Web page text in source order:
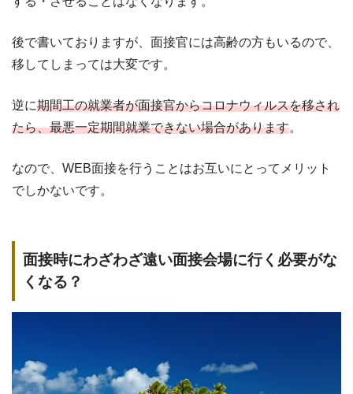
後で書いておりますが、面接官には高齢の方もいるので、
移してしまっては大変です。
逆に期間工の就業者が面接官からコロナウィルスを移され
たら、最悪一定期間就業できない場合があります。
なので、WEB面接を行うことはお互いにとってメリット
でしかないです。
面接時にわざわざ遠い面接会場に行く必要がな
くなる？